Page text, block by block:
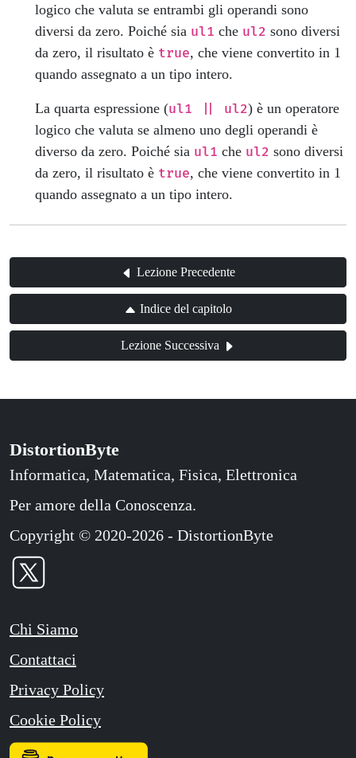
logico che valuta se entrambi gli operandi sono
diversi da zero. Poiché sia ul1 che ul2 sono diversi
da zero, il risultato è true, che viene convertito in 1
quando assegnato a un tipo intero.
La quarta espressione (ul1 || ul2) è un operatore
logico che valuta se almeno uno degli operandi è
diverso da zero. Poiché sia ul1 che ul2 sono diversi
da zero, il risultato è true, che viene convertito in 1
quando assegnato a un tipo intero.
Lezione Precedente
Indice del capitolo
Lezione Successiva
DistortionByte
Informatica, Matematica, Fisica, Elettronica
Per amore della Conoscenza.
Copyright © 2020-2026 - DistortionByte
Chi Siamo
Contattaci
Privacy Policy
Cookie Policy